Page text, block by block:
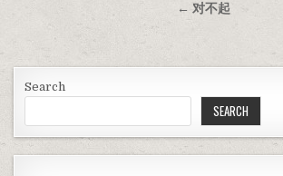
← 对不起
Search
SEARCH